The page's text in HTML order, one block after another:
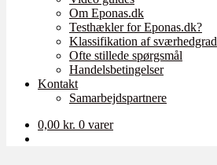
Om Eponas.dk
Testhækler for Eponas.dk?
Klassifikation af sværhedgrad
Ofte stillede spørgsmål
Handelsbetingelser
Kontakt
Samarbejdspartnere
0,00 kr. 0 varer